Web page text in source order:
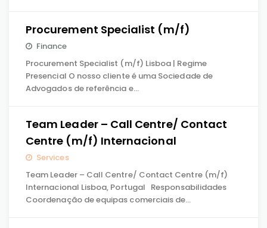
Procurement Specialist (m/f)
Finance
Procurement Specialist (m/f) Lisboa | Regime
Presencial O nosso cliente é uma Sociedade de
Advogados de referência e…
Team Leader – Call Centre/ Contact
Centre (m/f) Internacional
Services
Team Leader – Call Centre/ Contact Centre (m/f)
Internacional Lisboa, Portugal Responsabilidades
Coordenação de equipas comerciais de…